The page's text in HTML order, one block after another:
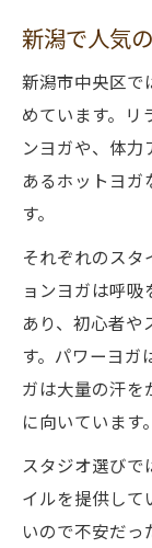
ヨガ
新潟
ヨガ
美しさと
ヨガ
新潟
日常
新潟で人気
新潟市中央区で
めています。リ
ンヨガや、体
あるホットヨガ
す。
それぞれのスタ
ョンヨガは呼
あり、初心者
す。パワーヨガ
ガは大量の汗を
に向いています。
スタジオ選び
イルを提供して
いので不安だっ